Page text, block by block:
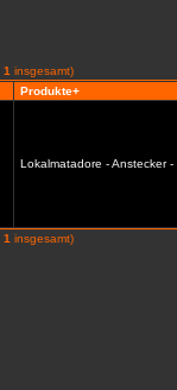
1 insgesamt)
Produkte+
Lokalmatadore - Anstecker -
1 insgesamt)